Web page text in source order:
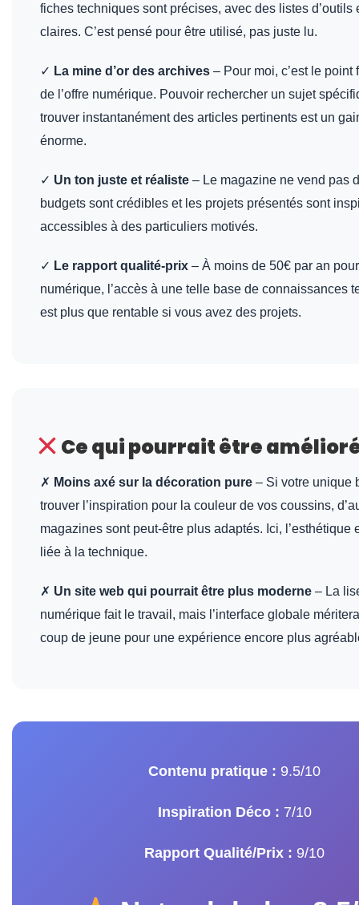
fiches techniques sont précises, avec des listes d’outils
claires. C’est pensé pour être utilisé, pas juste lu.
✓ La mine d’or des archives – Pour moi, c’est le point
de l’offre numérique. Pouvoir rechercher un sujet
trouver instantanément des articles pertinents est un
énorme.
✓ Un ton juste et réaliste – Le magazine ne vend pas
budgets sont crédibles et les projets présentés sont
accessibles à des particuliers motivés.
✓ Le rapport qualité-prix – À moins de 50€ par an
numérique, l’accès à une telle base de connaissances
est plus que rentable si vous avez des projets.
Ce qui pourrait être
✗ Moins axé sur la décoration pure – Si votre unique
trouver l’inspiration pour la couleur de vos coussins,
magazines sont peut-être plus adaptés. Ici, l’esthétique
liée à la technique.
✗ Un site web qui pourrait être plus moderne – La
numérique fait le travail, mais l’interface globale
coup de jeune pour une expérience encore plus
Contenu pratique : 9.5/10
Inspiration Déco : 7/10
Rapport Qualité/Prix : 9/10